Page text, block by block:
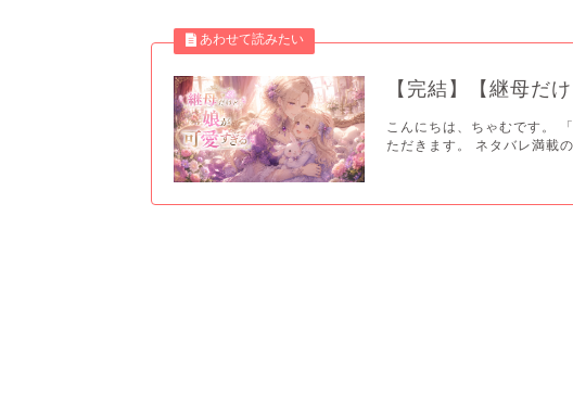
【完結】【継母だ
こんにちは、ちゃむです。
ただきます。 ネタバレ満載の